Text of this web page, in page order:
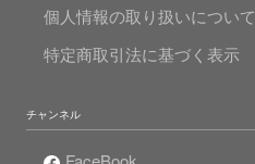
個人情報の取り扱いについて
特定商取引法に基づく表示
チャンネル